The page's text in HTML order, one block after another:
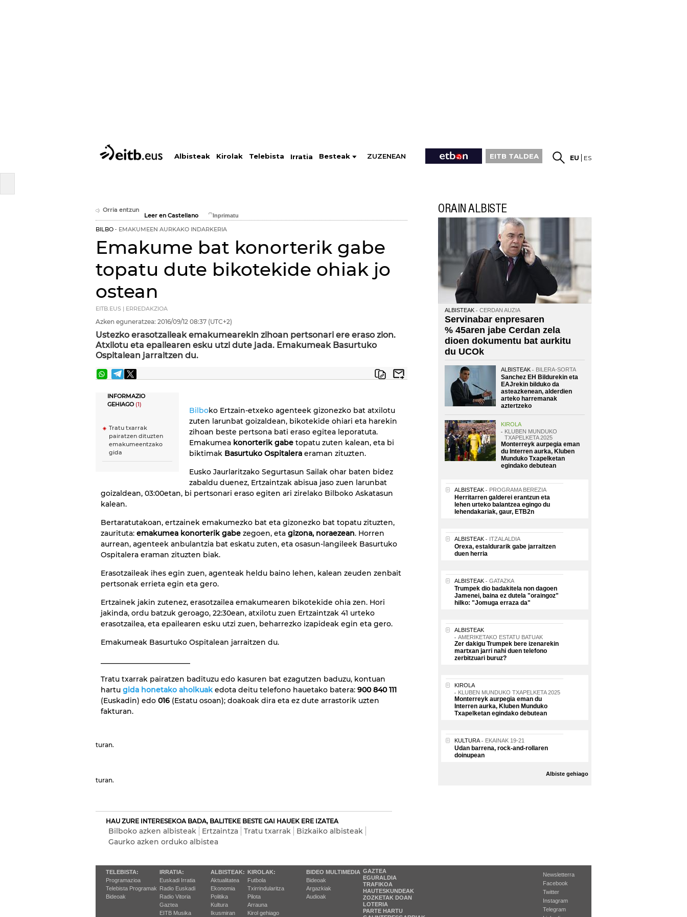
Albisteak Kirolak Telebista Irratia Besteak ZUZENEAN EITB TALDEA EU ES
Orria entzun
Leer en Castellano
BILBO EMAKUMEEN AURKAKO INDARKERIA
Emakume bat konorterik gabe
topatu dute bikotekide ohiak jo
ostean
EITB.EUS | ERREDAKZIOA
Azken eguneratzea: 2016/09/12 08:37 (UTC+2)
Ustezko erasotzaileak emakumearekin zihoan pertsonari ere eraso zion.
Atxilotu eta epailearen esku utzi dute jada. Emakumeak Basurtuko
Ospitalean jarraitzen du.
INFORMAZIO
GEHIAGO(1)
Tratu txarrak
pairatzen dituzten
emakumeentzako
gida
Bilboko Ertzain-etxeko agenteek gizonezko bat atxilotu
zuten larunbat goizaldean, bikotekide ohiari eta harekin
zihoan beste pertsona bati eraso egitea leporatuta.
Emakumea konorterik gabe topatu zuten kalean, eta bi
biktimak Basurtuko Ospitalera eraman zituzten.
Eusko Jaurlaritzako Segurtasun Sailak ohar baten bidez
zabaldu duenez, Ertzaintzak abisua jaso zuen larunbat
goizaldean, 03:00etan, bi pertsonari eraso egiten ari zirelako Bilboko Askatasun
kalean.
Bertaratutakoan, ertzainek emakumezko bat eta gizonezko bat topatu zituzten,
zaurituta: emakumea konorterik gabe zegoen, eta gizona, noraezean. Horren
aurrean, agenteek anbulantzia bat eskatu zuten, eta osasun-langileek Basurtuko
Ospitalera eraman zituzten biak.
Erasotzaileak ihes egin zuen, agenteak heldu baino lehen, kalean zeuden zenbait
pertsonak errieta egin eta gero.
Ertzainek jakin zutenez, erasotzailea emakumearen bikotekide ohia zen. Hori
jakinda, ordu batzuk geroago, 22:30ean, atxilotu zuen Ertzaintzak 41 urteko
erasotzailea, eta epailearen esku utzi zuen, beharrezko izapideak egin eta gero.
Emakumeak Basurtuko Ospitalean jarraitzen du.
Tratu txarrak pairatzen badituzu edo kasuren bat ezagutzen baduzu, kontuan
hartu gida honetako aholkuakedota deitu telefono hauetako batera: 900 840 111
(Euskadin) edo 016 (Estatu osoan); doakoak dira eta ez dute arrastorik uzten
fakturan.
turan.
turan.
HAU ZURE INTERESEKOA BADA, BALITEKE BESTE GAI HAUEK ERE IZATEA
Bilboko azken albisteak Ertzaintza Tratu txarrak
Bizkaiko albisteak
Gaurko azken orduko albistea
ORAIN ALBISTE
ALBISTEAK CERDAN AUZIA
Servinabar enpresaren
% 45aren jabe Cerdan zela
dioen dokumentu bat aurkitu
du UCOk
ALBISTEAK BILERA-SORTA
Sanchez EH Bildurekin eta
EAJrekin bilduko da
asteazkenean, alderdien
arteko harremanak
aztertzeko
KIROLA
KLUBEN MUNDUKO
TXAPELKETA 2025
Monterreyk aurpegia eman
du Interren aurka, Kluben
Munduko Txapelketan
egindako debutean
ALBISTEAK PROGRAMA BEREZIA
Herritarren galderei erantzun eta
lehen urteko balantzea egingo du
lehendakariak, gaur, ETB2n
ALBISTEAK ITZALALDIA
Orexa, estaldurarik gabe jarraitzen
duen herria
ALBISTEAK GATAZKA
Trumpek dio badakitela non dagoen
Jamenei, baina ez dutela "oraingoz"
hilko: "Jomuga erraza da"
ALBISTEAK
AMERIKETAKO ESTATU BATUAK
Zer dakigu Trumpek bere izenarekin
martxan jarri nahi duen telefono
zerbitzuari buruz?
KIROLA
KLUBEN MUNDUKO TXAPELKETA 2025
Monterreyk aurpegia eman du
Interren aurka, Kluben Munduko
Txapelketan egindako debutean
KULTURA EKAINAK 19-21
Udan barrena, rock-and-rollaren
doinupean
Albiste gehiago
TELEBISTA:
Programazioa
Telebista Programak
Bideoak
IRRATIA:
Euskadi Irratia
Radio Euskadi
Radio Vitoria
Gaztea
EITB Musika
ALBISTEAK:
Aktualitatea
Ekonomia
Politika
Kultura
Ikusmiran
KIROLAK:
Futbola
Txirrindularitza
Pilota
Arrauna
Kirol gehiago
BIDEO MULTIMEDIA
Bideoak
Argazkiak
Audioak
GAZTEA
EGURALDIA
TRAFIKOA
HAUTESKUNDEAK
ZOZKETAK DOAN
LOTERIA
PARTE HARTU
Newsletterra
Facebook
Twitter
Instagram
Telegram